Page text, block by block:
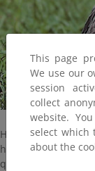
Habita lo mismo
habitados. Tiene
que prospera muy
This page
We use our
session
collect
website.
select which
about the